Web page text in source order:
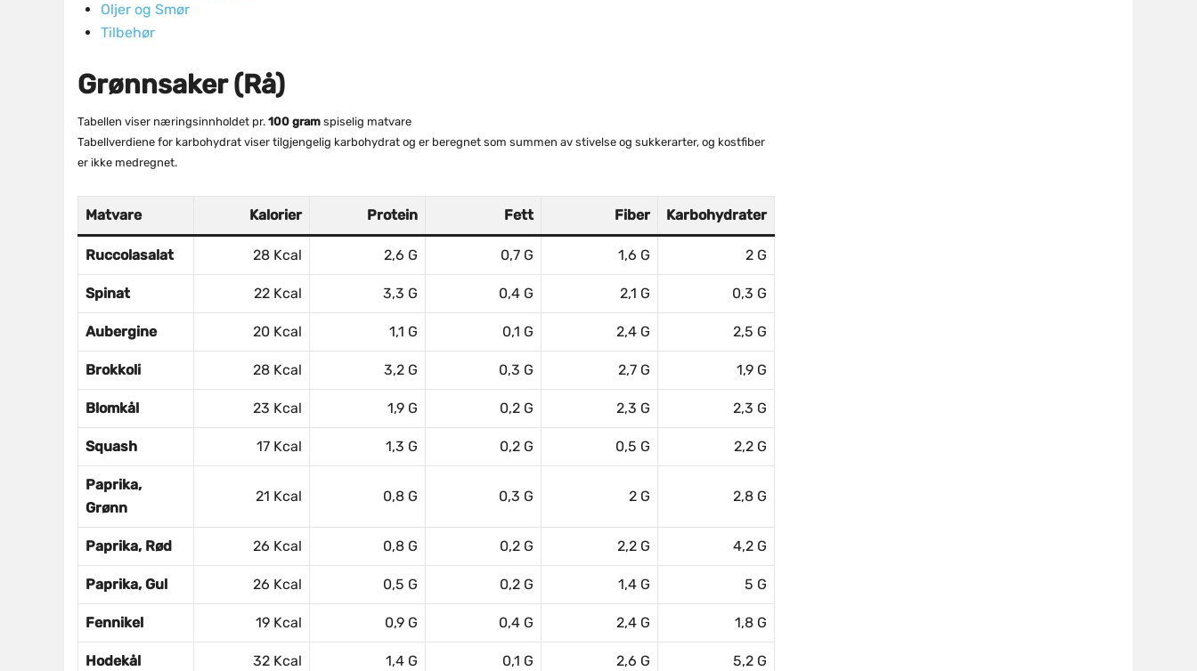
Oljer og Smør
Tilbehør
Grønnsaker (Rå)
Tabellen viser næringsinnholdet pr. 100 gram spiselig matvare
Tabellverdiene for karbohydrat viser tilgjengelig karbohydrat og er beregnet som summen av stivelse og sukkerarter, og kostfiber
er ikke medregnet.
Matvare Kalorier Protein Fett Fiber Karbohydrater
Ruccolasalat 28 Kcal 2,6 G 0,7 G 1,6 G 2 G
Spinat 22 Kcal 3,3 G 0,4 G 2,1 G 0,3 G
Aubergine 20 Kcal 1,1 G 0,1 G 2,4 G 2,5 G
Brokkoli 28 Kcal 3,2 G 0,3 G 2,7 G 1,9 G
Blomkål 23 Kcal 1,9 G 0,2 G 2,3 G 2,3 G
Squash 17 Kcal 1,3 G 0,2 G 0,5 G 2,2 G
Paprika,
Grønn
21 Kcal 0,8 G 0,3 G 2 G 2,8 G
Paprika, Rød 26 Kcal 0,8 G 0,2 G 2,2 G 4,2 G
Paprika, Gul 26 Kcal 0,5 G 0,2 G 1,4 G 5 G
Fennikel 19 Kcal 0,9 G 0,4 G 2,4 G 1,8 G
Hodekål 32 Kcal 1,4 G 0,1 G 2,6 G 5,2 G